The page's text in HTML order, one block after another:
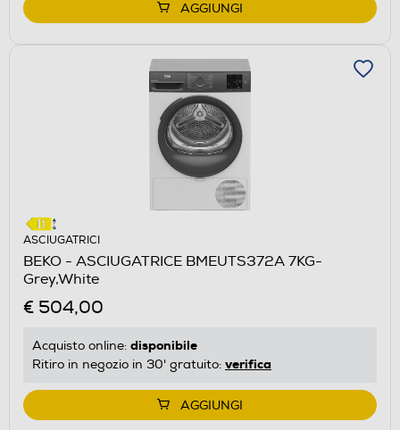
AGGIUNGI
ASCIUGATRICI
BEKO - ASCIUGATRICE BMEUTS372A 7KG-
Grey,White
€ 504,00
Acquisto online: disponibile
Ritiro in negozio in 30' gratuito: verifica
AGGIUNGI